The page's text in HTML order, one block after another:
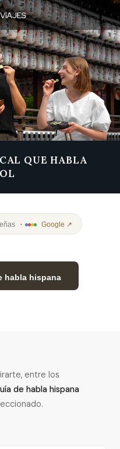
QUE HABLA
· Google ↗
habla hispana
entre los
de habla hispana